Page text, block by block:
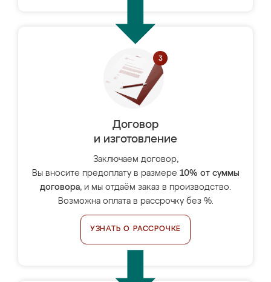
Договор
и изготовление
Заключаем договор,
Вы вносите предоплату в размере 10% от суммы
договора, и мы отдаём заказ в производство.
Возможна оплата в рассрочку без %.
УЗНАТЬ О РАССРОЧКЕ